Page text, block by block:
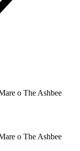
o The Ashbee
o The Ashbee